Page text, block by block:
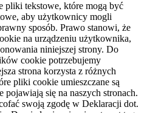
pliki tekstowe, które mogą być
aby użytkownicy mogli
sposób. Prawo stanowi, że
na urządzeniu użytkownika,
niniejszej strony. Do
cookie potrzebujemy
strona korzysta z różnych
pliki cookie umieszczane są
pojawiają się na naszych stronach.
swoją zgodę w Deklaracji dot.